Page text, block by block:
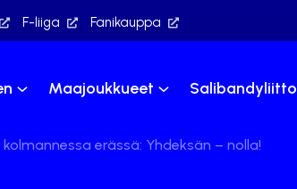
F-liiga Fanikauppa
Maajoukkueet Salibandyliitto
erässä: Yhdeksän – nolla!